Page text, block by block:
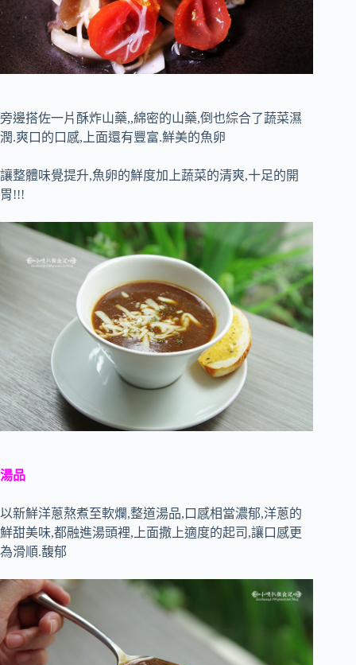
旁邊搭佐一片酥炸山藥,,綿密的山藥,倒也綜合了蔬菜濕
潤.爽口的口感,上面還有豐富.鮮美的魚卵
讓整體味覺提升,魚卵的鮮度加上蔬菜的清爽,十足的開
胃!!!
湯品
以新鮮洋蔥熬煮至軟爛,整道湯品,口感相當濃郁,洋蔥的
鮮甜美味,都融進湯頭裡,上面撒上適度的起司,讓口感更
為滑順.馥郁